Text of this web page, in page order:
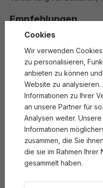
Empfehlungen
‣Verwenden Sie
die Talgproduktion
oder Minze.
‣Halten Sie Ihr Haar nach
Drücken Sie
dem Haar, tragen Sie
auf und trocknen Sie Ihre
‣Verwenden Sie nicht zu
Gebrauch kann die
Entzündungen und
Cookies
Wir verwenden
zu personalisieren,
anbieten zu können
Website zu
Informationen zu Ihrer
an unsere Partner für
Analysen weiter.
Informationen
zusammen, die Sie
die sie im Rahmen Ihrer
gesammelt haben.